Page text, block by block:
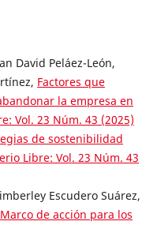
David Peláez-León,
Factores que
la empresa en
Vol. 23 Núm. 43 (2025)
de sostenibilidad
Libre: Vol. 23 Núm. 43
Escudero Suárez,
de acción para los